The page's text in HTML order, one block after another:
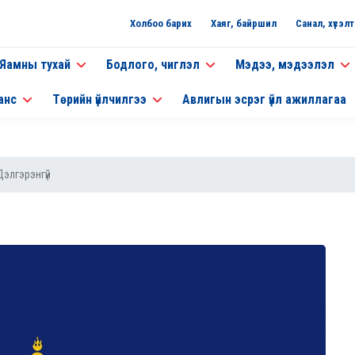
Холбоо барих Хаяг, байршил Санал, хүсэлт
Яамны тухай Бодлого, чиглэл Мэдээ, мэдээлэл
Төрийн үйлчилгээ Авлигын эсрэг үйл ажиллагаа